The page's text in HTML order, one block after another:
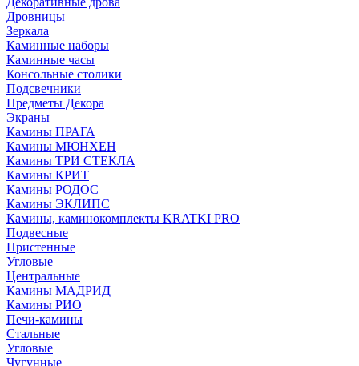
Дровницы
Зеркала
Каминные наборы
Каминные часы
Консольные столики
Подсвечники
Предметы Декора
Экраны
Камины ПРАГА
Камины МЮНХЕН
Камины ТРИ СТЕКЛА
Камины КРИТ
Камины РОДОС
Камины ЭКЛИПС
Камины, каминокомплекты KRATKI PRO
Подвесные
Пристенные
Угловые
Центральные
Камины МАДРИД
Камины РИО
Печи-камины
Стальные
Угловые
Чугунные